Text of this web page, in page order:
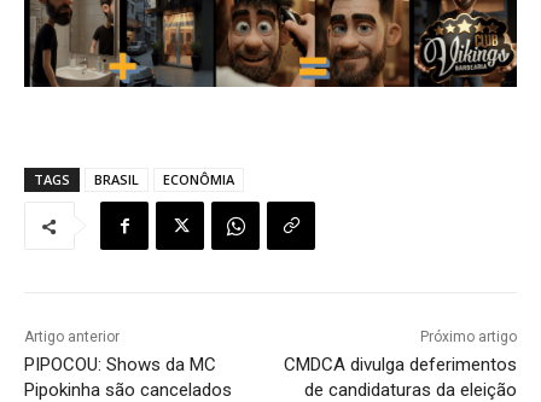
TAGS BRASIL ECONÔMIA
Artigo anterior
PIPOCOU: Shows da MC
Pipokinha são cancelados
Próximo artigo
CMDCA divulga deferimentos
de candidaturas da eleição